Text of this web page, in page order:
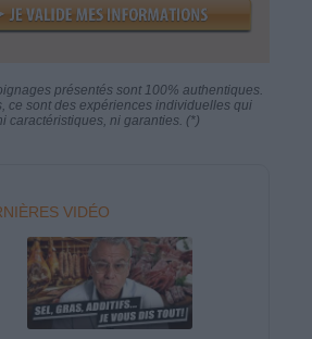
présentés sont 100% authentiques.
ce sont des expériences individuelles qui
caractéristiques, ni garanties. (*)
VIDÉO